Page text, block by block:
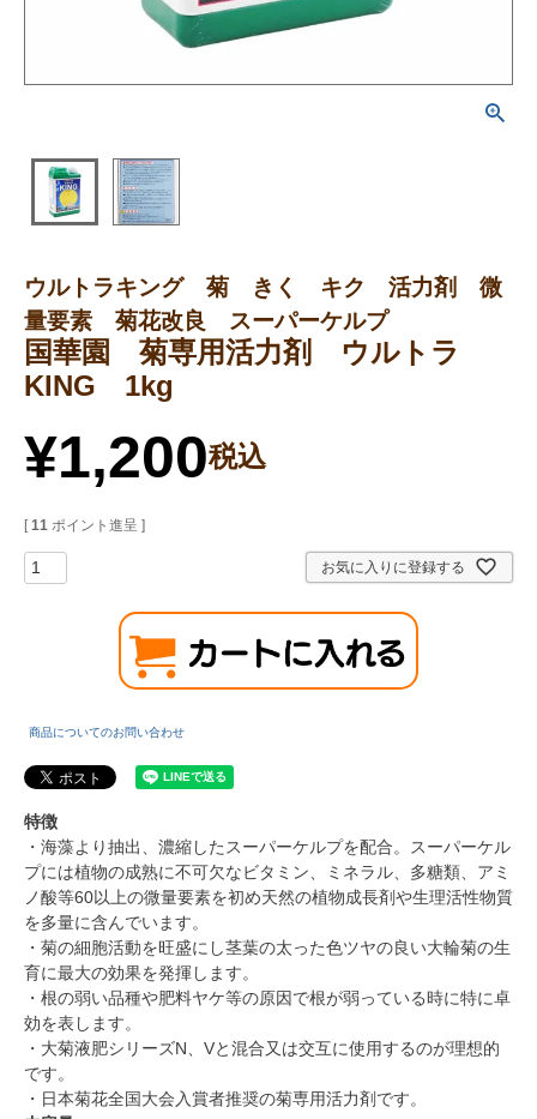
ウルトラキング 菊 きく キク 活力剤 微
量要素 菊花改良 スーパーケルプ
国華園 菊専用活力剤 ウルトラ
KING 1kg
¥1,200税込
[ 11 ポイント進呈 ]
お気に入りに登録する
商品についてのお問い合わせ
特徴
・海藻より抽出、濃縮したスーパーケルプを配合。スーパーケル
プには植物の成熟に不可欠なビタミン、ミネラル、多糖類、アミ
ノ酸等60以上の微量要素を初め天然の植物成長剤や生理活性物質
を多量に含んでいます。
・菊の細胞活動を旺盛にし茎葉の太った色ツヤの良い大輪菊の生
育に最大の効果を発揮します。
・根の弱い品種や肥料ヤケ等の原因で根が弱っている時に特に卓
効を表します。
・大菊液肥シリーズN、Vと混合又は交互に使用するのが理想的
です。
・日本菊花全国大会入賞者推奨の菊専用活力剤です。